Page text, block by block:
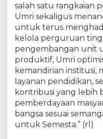
salah satu rangkaian
Umri sekaligus
untuk terus
kelola perguruan
pengembangan unit
produktif, Umri
kemandirian institusi,
layanan pendidikan,
kontribusi yang lebih
pemberdayaan
bangsa sesuai
untuk Semesta.” (rl)